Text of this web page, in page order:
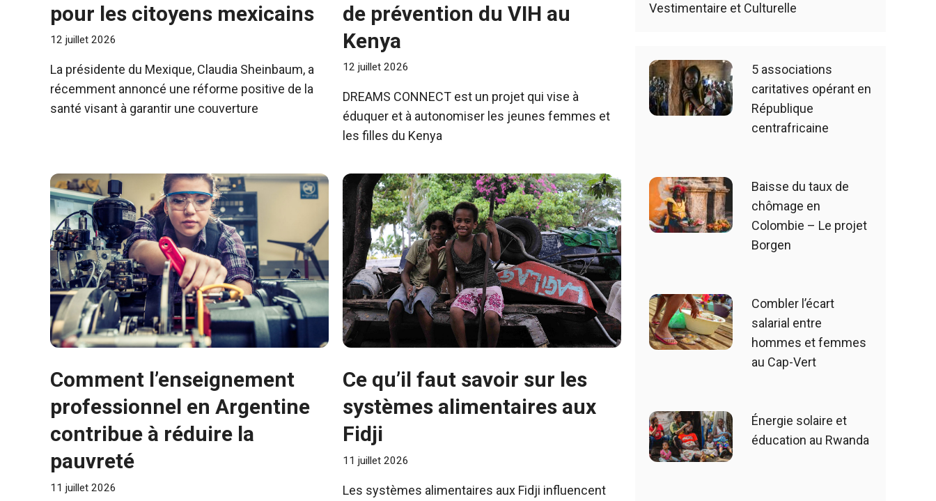
pour les citoyens mexicains
12 juillet 2026
La présidente du Mexique, Claudia Sheinbaum, a
récemment annoncé une réforme positive de la
santé visant à garantir une couverture
de prévention du VIH au
Kenya
12 juillet 2026
DREAMS CONNECT est un projet qui vise à
éduquer et à autonomiser les jeunes femmes et
les filles du Kenya
Comment l’enseignement
professionnel en Argentine
contribue à réduire la
pauvreté
11 juillet 2026
Ce qu’il faut savoir sur les
systèmes alimentaires aux
Fidji
11 juillet 2026
Les systèmes alimentaires aux Fidji influencent
Vestimentaire et Culturelle
5 associations
caritatives opérant en
République
centrafricaine
Baisse du taux de
chômage en
Colombie – Le projet
Borgen
Combler l’écart
salarial entre
hommes et femmes
au Cap-Vert
Énergie solaire et
éducation au Rwanda